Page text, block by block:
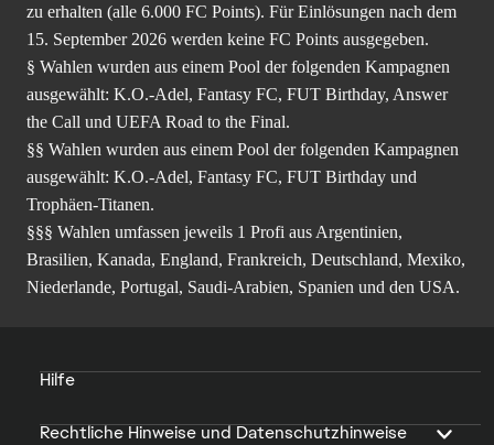
zu erhalten (alle 6.000 FC Points). Für Einlösungen nach dem
15. September 2026 werden keine FC Points ausgegeben.
§ Wahlen wurden aus einem Pool der folgenden Kampagnen
ausgewählt: K.O.-Adel, Fantasy FC, FUT Birthday, Answer
the Call und UEFA Road to the Final.
§§ Wahlen wurden aus einem Pool der folgenden Kampagnen
ausgewählt: K.O.-Adel, Fantasy FC, FUT Birthday und
Trophäen-Titanen.
§§§ Wahlen umfassen jeweils 1 Profi aus Argentinien,
Brasilien, Kanada, England, Frankreich, Deutschland, Mexiko,
Niederlande, Portugal, Saudi-Arabien, Spanien und den USA.
Hilfe
Rechtliche Hinweise und Datenschutzhinweise